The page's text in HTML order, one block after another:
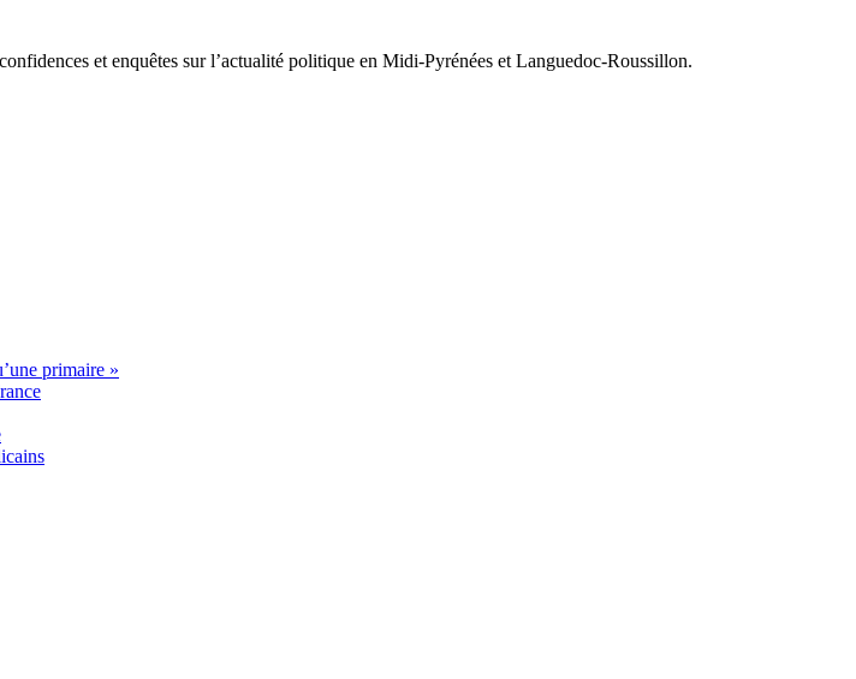
et enquêtes sur l’actualité politique en Midi-Pyrénées et Languedoc-Roussillon.
primaire »